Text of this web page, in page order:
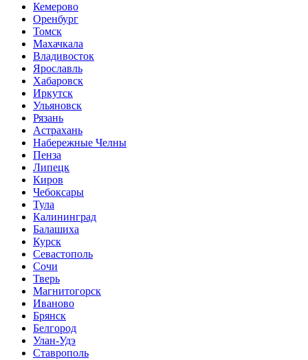
Кемерово
Оренбург
Томск
Махачкала
Владивосток
Ярославль
Хабаровск
Иркутск
Ульяновск
Рязань
Астрахань
Набережные Челны
Пенза
Липецк
Киров
Чебоксары
Тула
Калининград
Балашиха
Курск
Севастополь
Сочи
Тверь
Магнитогорск
Иваново
Брянск
Белгород
Улан-Удэ
Ставрополь